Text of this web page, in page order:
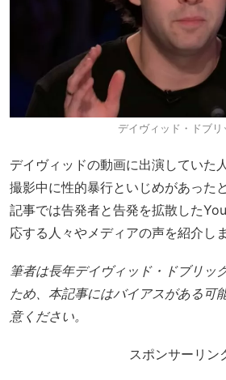
デイヴィッド・ドブリ
デイヴィッドの動画に出演していた
撮影中に性的暴行といじめがあった
記事では告発者と告発を拡散した
応する人々やメディアの声を紹介しま
筆者は長年デイヴィッド・ドブリッ
ため、本記事にはバイアスがある可
意ください。
スポンサーリン